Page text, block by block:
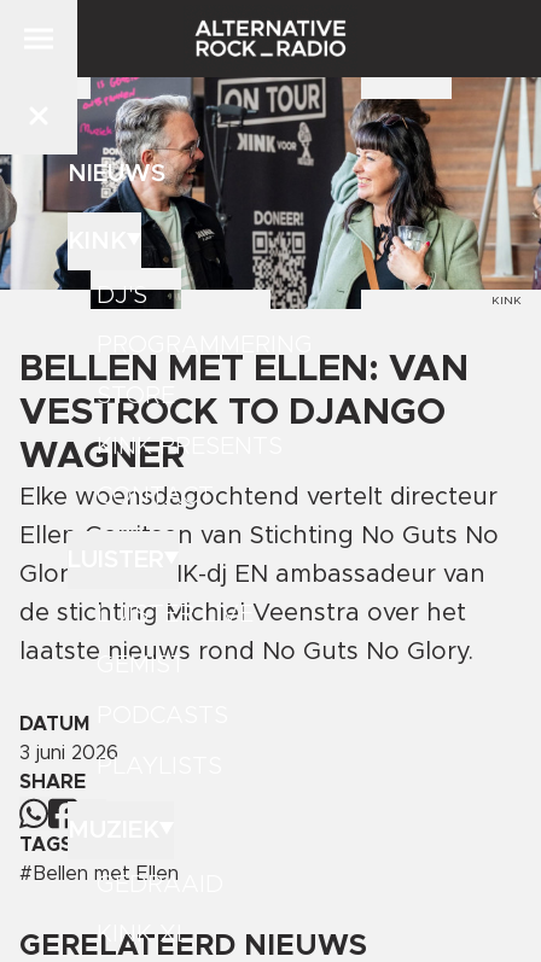
NIEUWS
DJ'S
STORE
KINK PRESENTS
CONTACT
LUISTER LIVE
GEMIST
PLAYLISTS
GEDRAAID
KINK XL
KINK
BELLEN MET ELLEN: VAN
VESTROCK TO DJANGO
WAGNER
Elke woensdagochtend vertelt directeur
Ellen Gerritsen van Stichting No Guts No
Glory aan KINK-dj EN ambassadeur van
de stichting Michiel Veenstra over het
laatste nieuws rond No Guts No Glory.
DATUM
3 juni 2026
SHARE
TAGS
# Bellen met Ellen
GERELATEERD NIEUWS